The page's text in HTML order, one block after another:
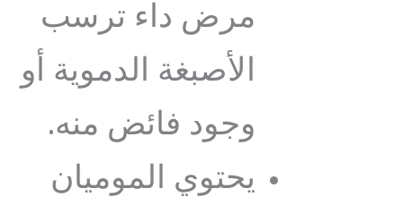
مرض داء ترسب
الأصبغة الدموية أو
وجود فائض منه.
يحتوي الموميان